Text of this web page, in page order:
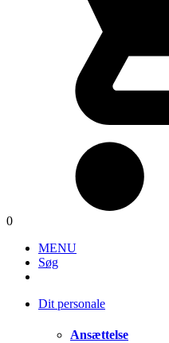
0
MENU
Søg
Dit personale
Ansættelse